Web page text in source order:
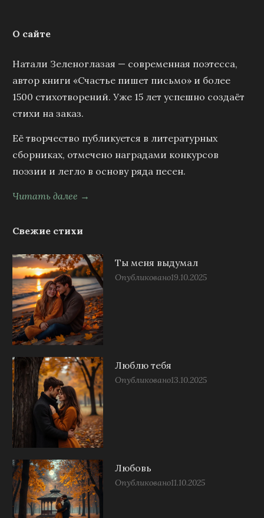
О сайте
Натали Зеленоглазая — современная поэтесса,
автор книги «Счастье пишет письмо» и более
1500 стихотворений. Уже 15 лет успешно создаёт
стихи на заказ.
Её творчество публикуется в литературных
сборниках, отмечено наградами конкурсов
поэзии и легло в основу ряда песен.
Читать далее →
Свежие стихи
Ты меня выдумал
Опубликовано19.10.2025
Люблю тебя
Опубликовано13.10.2025
Любовь
Опубликовано11.10.2025